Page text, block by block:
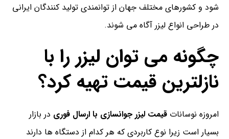
شود و کشورهای مختلف جهان از توانمندی تولید کنندگان ایرانی
در طراحی انواع لیزر آگاه می شوند.
چگونه می توان لیزر را با
نازلترین قیمت تهیه کرد؟
امروزه نوسانات قیمت لیزر جوانسازی با ارسال فوری در بازار
بسیار است زیرا نوع کاربردی که هر کدام از دستگاه ها دارند